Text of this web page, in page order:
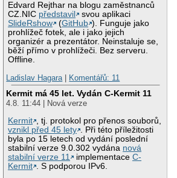
Edvard Rejthar na blogu zaměstnanců
CZ.NIC představil
svou aplikaci
SlideRshow
(GitHub ). Funguje jako
prohlížeč fotek, ale i jako jejich
organizér a prezentátor. Neinstaluje se,
běží přímo v prohlížeči. Bez serveru.
Offline.
Ladislav Hagara | Komentářů: 11
Kermit má 45 let. Vydán C-Kermit 11
4.8. 11:44 | Nová verze
Kermit , tj. protokol pro přenos souborů,
vznikl před 45 lety . Při této příležitosti
byla po 15 letech od vydání poslední
stabilní verze 9.0.302 vydána nová
stabilní verze 11
implementaceC-
Kermit . S podporou IPv6.